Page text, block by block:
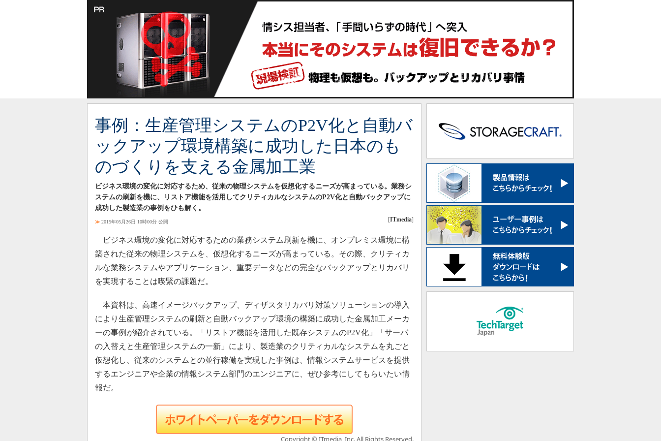
事例：生産管理システムのP2V化と自動バ
ックアップ環境構築に成功した日本のも
のづくりを支える金属加工業
ビジネス環境の変化に対応するため、従来の物理システムを仮想化するニーズが高まっている。業務シ
ステムの刷新を機に、リストア機能を活用してクリティカルなシステムのP2V化と自動バックアップに
成功した製造業の事例をひも解く。
≫ 2015年05月26日 10時00分 公開 [ITmedia]
ビジネス環境の変化に対応するための業務システム刷新を機に、オンプレミス環境に構
築された従来の物理システムを、仮想化するニーズが高まっている。その際、クリティカ
ルな業務システムやアプリケーション、重要データなどの完全なバックアップとリカバリ
を実現することは喫緊の課題だ。
本資料は、高速イメージバックアップ、ディザスタリカバリ対策ソリューションの導入
により生産管理システムの刷新と自動バックアップ環境の構築に成功した金属加工メーカ
ーの事例が紹介されている。「リストア機能を活用した既存システムのP2V化」「サーバ
の入替えと生産管理システムの一新」により、製造業のクリティカルなシステムを丸ごと
仮想化し、従来のシステムとの並行稼働を実現した事例は、情報システムサービスを提供
するエンジニアや企業の情報システム部門のエンジニアに、ぜひ参考にしてもらいたい情
報だ。
Copyright © ITmedia, Inc. All Rights Reserved.